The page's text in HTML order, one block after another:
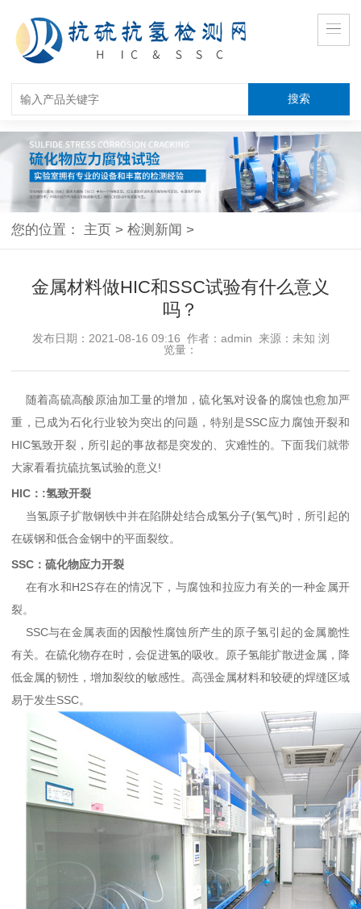
您的位置： 主页 > 检测新闻 >
金属材料做HIC和SSC试验有什么意义
吗？
发布日期：2021-08-16 09:16 作者：admin 来源：未知 浏
览量：
随着高硫高酸原油加工量的增加，硫化氢对设备的腐蚀也愈加严
重，已成为石化行业较为突出的问题，特别是SSC应力腐蚀开裂和
HIC氢致开裂，所引起的事故都是突发的、灾难性的。下面我们就带
大家看看抗硫抗氢试验的意义!
HIC：:氢致开裂
当氢原子扩散钢铁中并在陷阱处结合成氢分子(氢气)时，所引起的
在碳钢和低合金钢中的平面裂纹。
SSC：硫化物应力开裂
在有水和H2S存在的情况下，与腐蚀和拉应力有关的一种金属开
裂。
SSC与在金属表面的因酸性腐蚀所产生的原子氢引起的金属脆性
有关。在硫化物存在时，会促进氢的吸收。原子氢能扩散进金属，降
低金属的韧性，增加裂纹的敏感性。高强金属材料和较硬的焊缝区域
易于发生SSC。